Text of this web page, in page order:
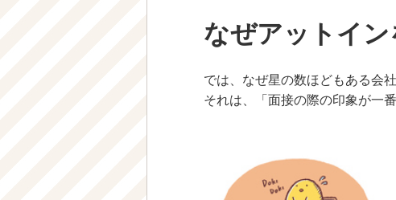
なぜアットイ
では、なぜ星の数ほどもある会
それは、「面接の際の印象が一